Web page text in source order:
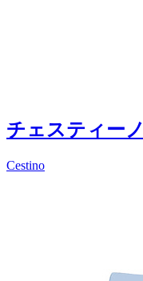
チェスティーノ
Cestino